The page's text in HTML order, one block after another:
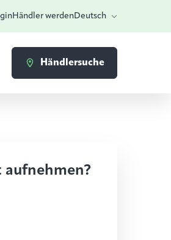
Händler werdenDeutsch
Händlersuche